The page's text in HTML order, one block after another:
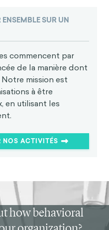
SUR UN
commencent par
de la manière dont
mission est
à être
en utilisant les
NOS ACTIVITÉS
how behavioral